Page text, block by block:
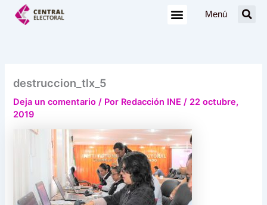
Menú
destruccion_tlx_5
Deja un comentario / Por Redacción INE/ 22 octubre,
2019